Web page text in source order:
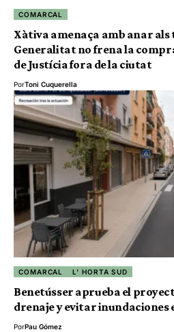
COMARCAL
Xàtiva amenaça amb anar als
Generalitat no frena la
de Justícia fora de la ciutat
PorToni Cuquerella
COMARCAL L' HORTA SUD
Benetússer aprueba el
drenaje y evitar inundaciones
PorPau Gómez